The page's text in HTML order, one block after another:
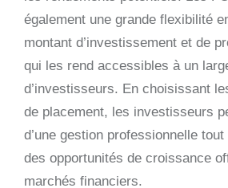
également une grande flexibilité
montant d’investissement et de
qui les rend accessibles à un
d’investisseurs. En choisissant
de placement, les investisseurs
d’une gestion professionnelle
des opportunités de croissance
marchés financiers.